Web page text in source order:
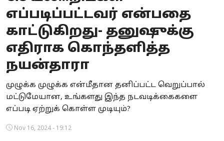
Business
Crime
Tamilnadu
National
World
Astrology
எப்படிப்பட்டவர் என்பதை
காட்டுகிறது- தனுஷுக்கு
எதிராக கொந்தளித்த
நயன்தாரா
முழுக்க முழுக்க என்மீதான தனிப்பட்ட வெறுப்பால்
மட்டுமேயான, உங்களது இந்த நடவடிக்கைகளை
எப்படி ஏற்றுக் கொள்ள முடியும்?
Nov 16, 2024 - 19:12